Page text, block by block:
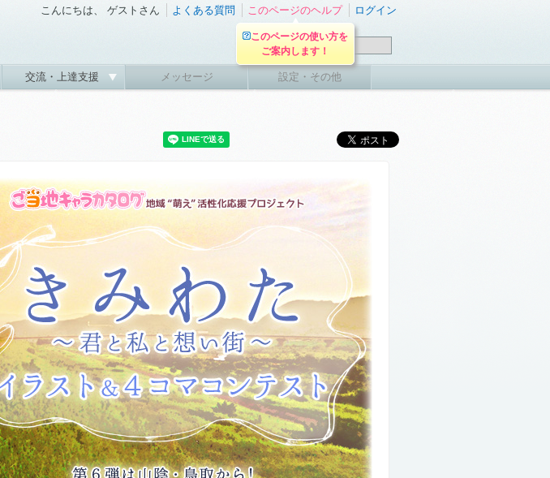
こんにちは、 ゲストさん よくある質問 このページのヘルプ ログイン
交流・上達支援 メッセージ 設定・その他
このページの使い方を
ご案内します！